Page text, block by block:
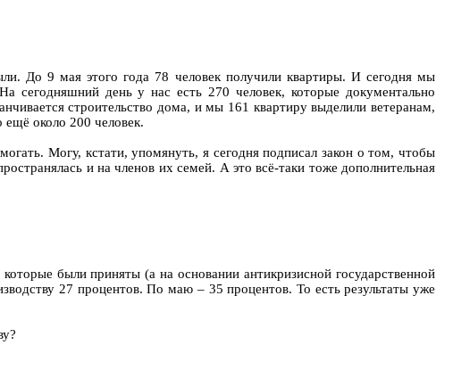
До 9 мая этого года 78 человек получили квартиры. И сегодня мы
сегодняшний день у нас есть 270 человек, которые документально
строительство дома, и мы 161 квартиру выделили ветеранам,
около 200 человек.
Могу, кстати, упомянуть, я сегодня подписал закон о том, чтобы
и на членов их семей. А это всё-таки тоже дополнительная
были приняты (а на основании антикризисной государственной
27 процентов. По маю – 35 процентов. То есть результаты уже